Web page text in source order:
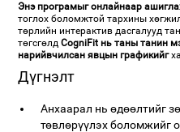
Энэ програмыг онлайнаар
тоглох боломжтой тархины
төрлийн интерактив дасгалууд
төгсгөлдCogniFit нь таны танин
нарийвчилсан явцын графикийг
Дүгнэлт
Анхаарал нь өдөөлтийг
төвлөрүүлэх боломжийг